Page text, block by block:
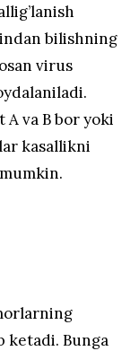
bilishning
virus
A va B bor yoki
kasallikni
ketadi. Bunga